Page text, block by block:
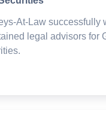
At-Law successfully
legal advisors for